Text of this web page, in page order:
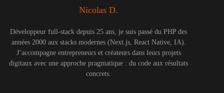
Nicolas D.
Développeur full-stack depuis 25 ans, je suis passé du PHP des
années 2000 aux stacks modernes (Next.js, React Native, IA).
J’accompagne entrepreneurs et créateurs dans leurs projets
digitaux avec une approche pragmatique : du code aux résultats
concrets.